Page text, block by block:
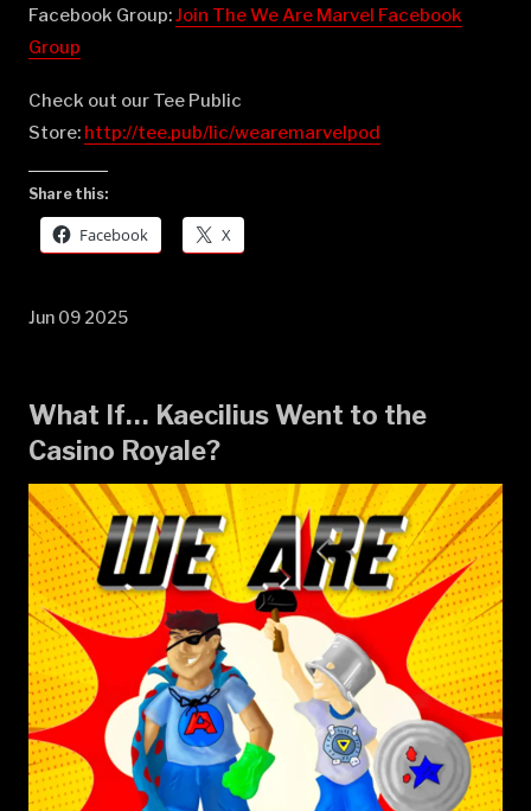
Facebook Group:⁠⁠⁠⁠⁠⁠⁠⁠⁠⁠⁠⁠⁠⁠⁠⁠⁠⁠⁠⁠⁠⁠⁠⁠⁠⁠⁠⁠⁠⁠⁠⁠⁠⁠⁠⁠⁠⁠⁠⁠⁠⁠⁠⁠⁠⁠⁠⁠⁠⁠⁠Join The We Are Marvel Facebook
Group⁠⁠⁠⁠⁠⁠⁠⁠⁠⁠⁠⁠⁠⁠⁠⁠⁠⁠⁠⁠⁠⁠⁠⁠⁠⁠⁠⁠⁠⁠⁠⁠⁠⁠⁠⁠⁠⁠⁠⁠⁠⁠⁠⁠⁠⁠⁠⁠⁠⁠⁠
Check out our Tee Public
Store: ⁠⁠⁠⁠⁠⁠⁠⁠⁠⁠⁠⁠⁠⁠⁠⁠⁠⁠⁠⁠⁠⁠⁠⁠⁠⁠⁠⁠⁠⁠⁠⁠⁠⁠⁠⁠⁠⁠⁠⁠⁠⁠⁠⁠⁠⁠⁠⁠⁠⁠⁠http://tee.pub/lic/wearemarvelpod⁠
Share this:
Facebook X
Jun 09 2025
What If… Kaecilius Went to the
Casino Royale?